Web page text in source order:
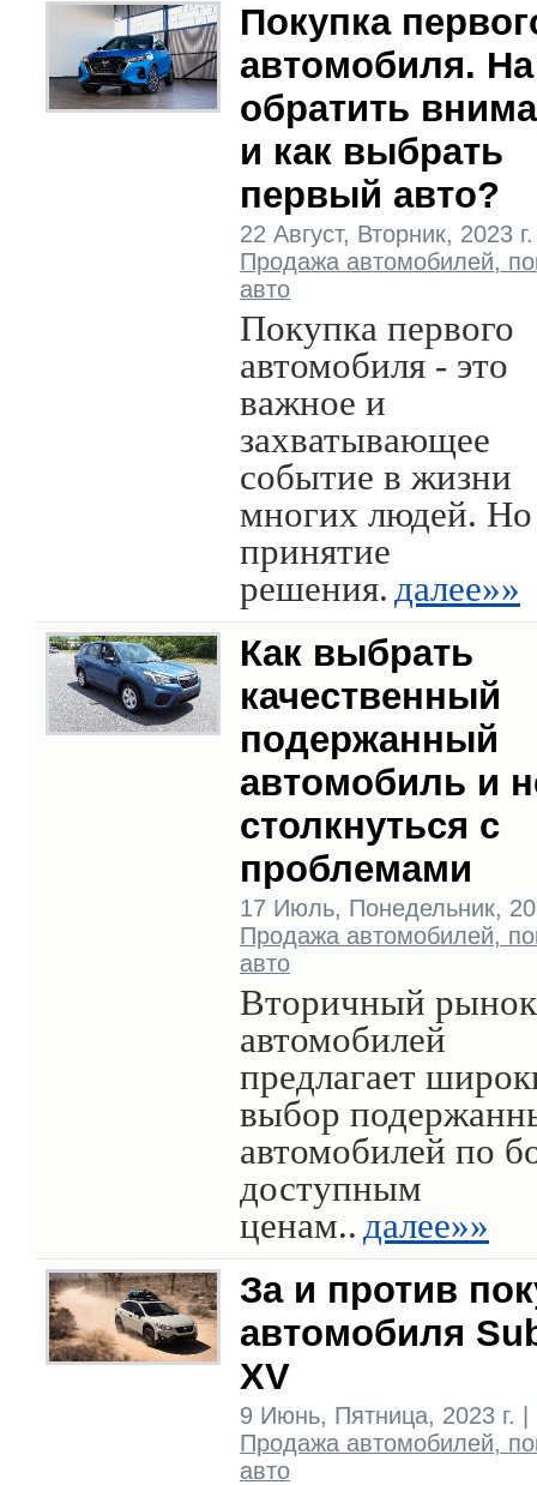
Покупка
автомобиля.
обратить
и как выбрать
первый авто?
22 Август, Вторник, 2023
Продажа автомобилей,
авто
Покупка первого
автомобиля - это
важное и
захватывающее
событие в жизни
многих людей. Но
принятие
решения. далее»»
Как выбрать
качественный
подержанный
автомобиль и
столкнуться с
проблемами
17 Июль, Понедельник,
Продажа автомобилей,
авто
Вторичный рынок
автомобилей
предлагает
выбор
автомобилей по
доступным
ценам.. далее»»
За и против
автомобиля
XV
9 Июнь, Пятница, 2023 г. |
Продажа автомобилей,
авто